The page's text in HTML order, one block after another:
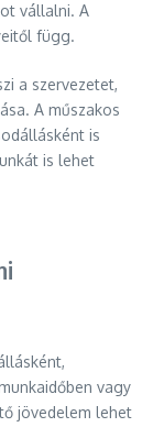
vállalni. A
függ.
a szervezetet,
A műszakos
is
is lehet
vagy
jövedelem lehet